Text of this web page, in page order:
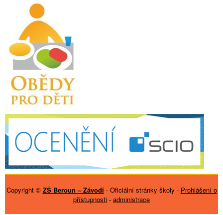
Copyright © ZŠ Beroun – Závodí- Oficiální stránky školy - Prohlášení o
přístupnosti - administrace